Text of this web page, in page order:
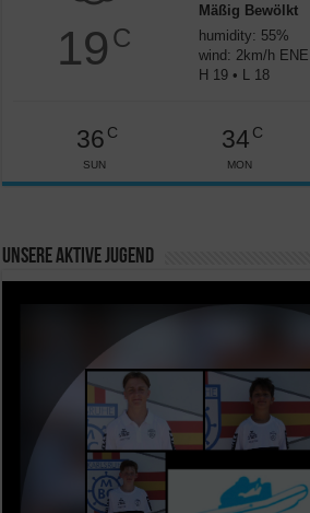
19 C
Mäßig Bewölkt
humidity: 55%
wind: 2km/h ENE
H 19 • L 18
36 C
SUN
34 C
MON
Unsere aktive Jugend